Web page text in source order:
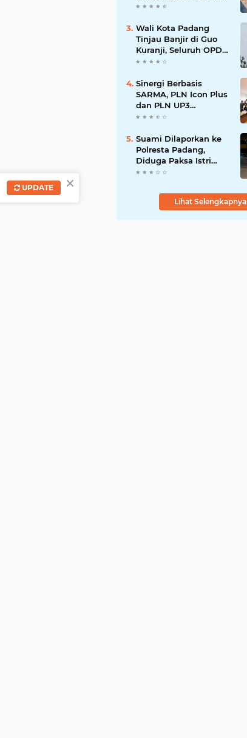
Warga Dievakuasi dan
Banjir Susulan
Wali Kota Padang
Tinjau Banjir di Guo
Kuranji, Seluruh OPD
Disiagakan dan
Dipercepat
Sinergi Berbasis
SARMA, PLN Icon Plus
dan PLN UP3
Tanjungpinang
Strategis
Suami Dilaporkan ke
Polresta Padang,
Diduga Paksa Istri
Layani Pria Lain
Lihat Selengkapnya
×
UPDATE